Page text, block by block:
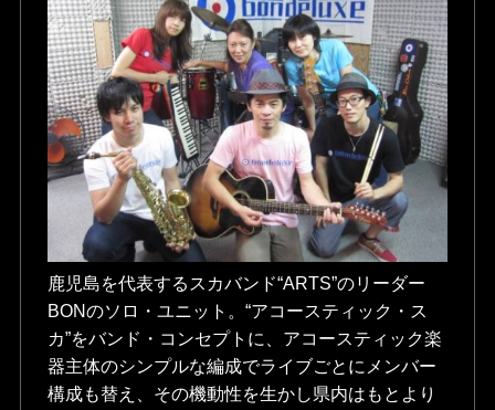
鹿児島を代表するスカバンド“ARTS”のリーダー
BONのソロ・ユニット。“アコースティック・ス
カ”をバンド・コンセプトに、アコースティック楽
器主体のシンプルな編成でライブごとにメンバー
構成も替え、その機動性を生かし県内はもとより